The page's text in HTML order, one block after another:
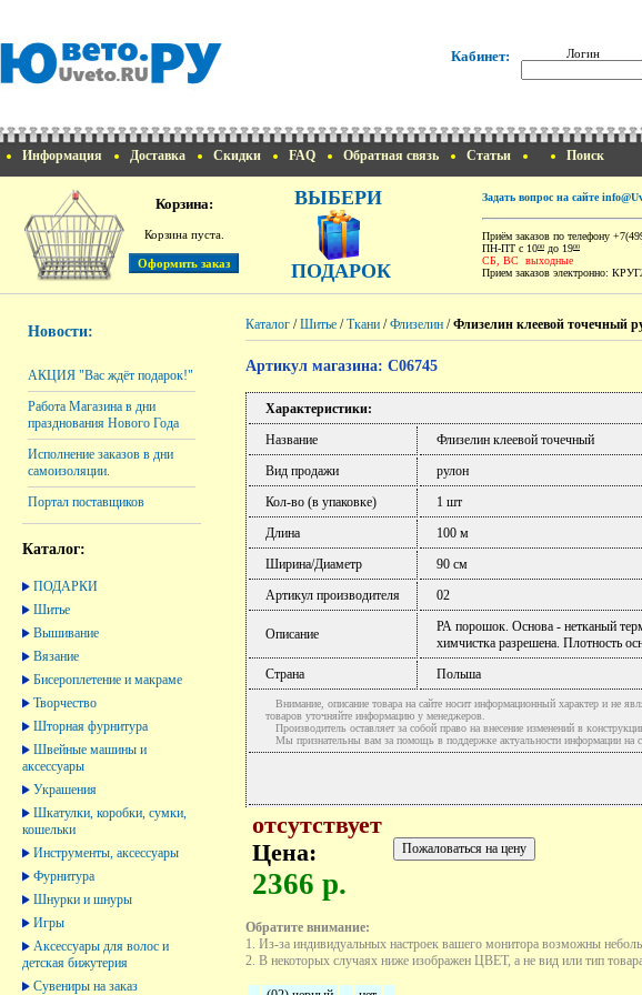
Кабинет: Логин
Информация Доставка Скидки FAQ Обратная связь Статьи Поиск
Корзина:
Корзина пуста.
ВЫБЕРИ
ПОДАРОК
Задать вопрос на сайте
Приём заказов по телефону
ПН-ПТ с 1000 до 1900
СБ, ВС выходные
Прием заказов электронно:
Новости:
АКЦИЯ "Вас ждёт подарок!"
Работа Магазина в дни
празднования Нового Года
Исполнение заказов в дни
самоизоляции.
Портал поставщиков
Каталог:
ПОДАРКИ
Шитье
Вышивание
Вязание
Бисероплетение и макраме
Творчество
Шторная фурнитура
Швейные машины и
аксессуары
Украшения
Шкатулки, коробки, сумки,
кошельки
Инструменты, аксессуары
Фурнитура
Шнурки и шнуры
Игры
Аксессуары для волос и
детская бижутерия
Сувениры на заказ
Каталог /Шитье /Ткани /Флизелин /Флизелин клеевой точечный
Артикул магазина: C06745
Характеристики:
Название
Флизелин клеевой точечный
Вид продажи
рулон
Кол-во (в упаковке)
1 шт
Длина
100 м
Ширина/Диаметр
90 см
Артикул производителя
02
Описание
РА порошок. Основа - нетканый
химчистка разрешена. Плотность
Страна
Польша
Внимание, описание товара на сайте носит информационный характер и не
товаров уточняйте информацию у менеджеров.
Производитель оставляет за собой право на внесение изменений в
Мы признательны вам за помощь в поддержке актуальности информации на
отсутствует
Цена:
2366 р.
Обратите внимание:
1. Из-за индивидуальных настроек вашего монитора возможны
2. В некоторых случаях ниже изображен ЦВЕТ, а не вид или тип